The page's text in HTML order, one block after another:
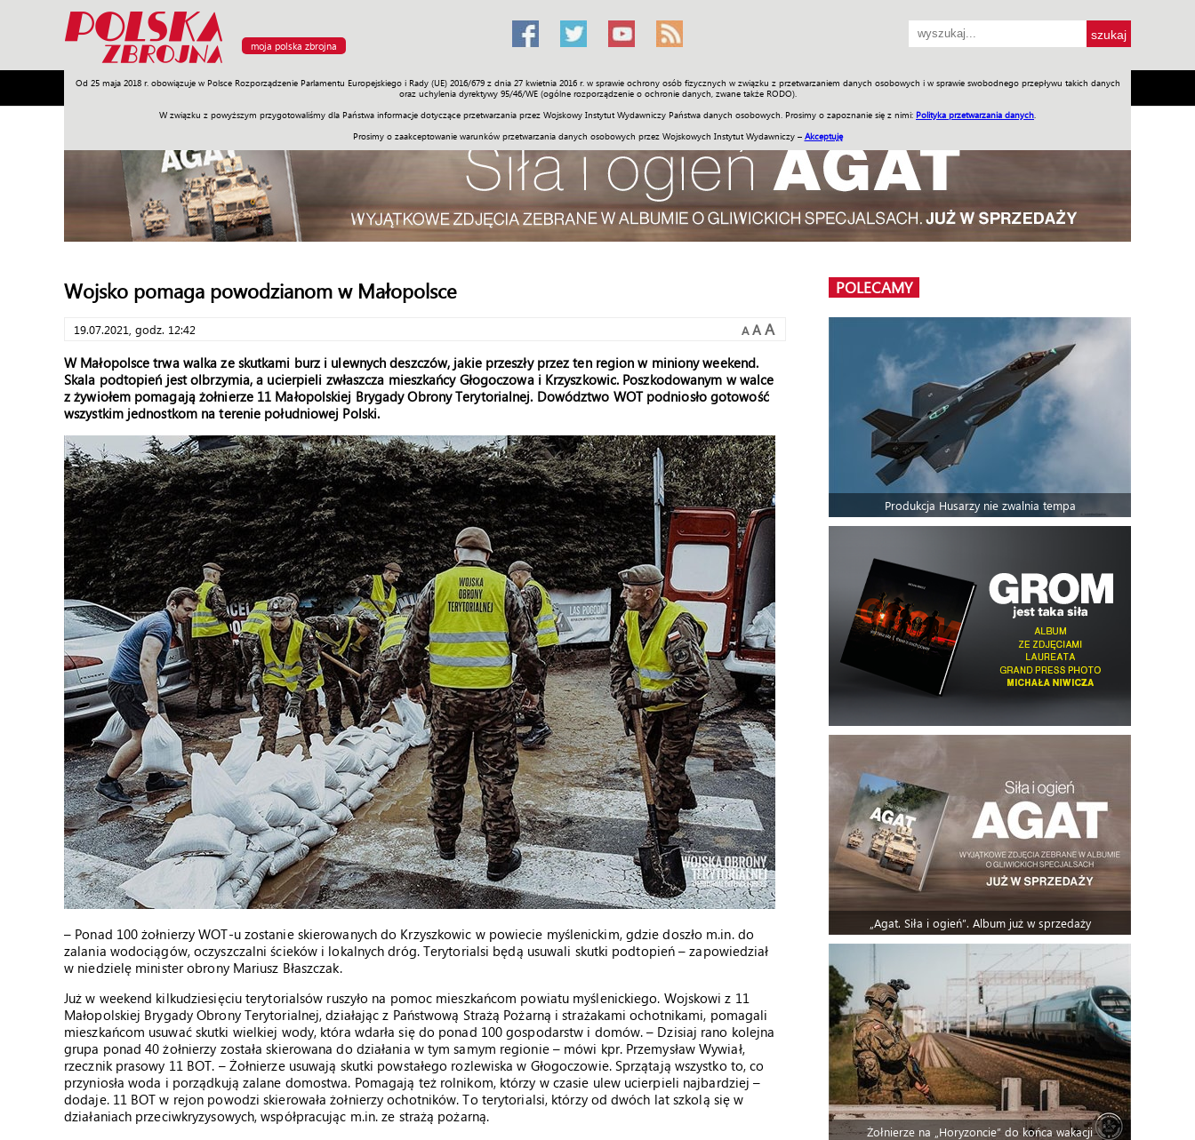
moja polska zbrojna
Od 25 maja 2018 r. obowiązuje w Polsce Rozporządzenie Parlamentu Europejskiego i Rady (UE) 2016/679 z dnia 27 kwietnia 2016 r. w sprawie ochrony osób fizycznych w związku z przetwarzaniem danych osobowych i w sprawie swobodnego przepływu takich danych
oraz uchylenia dyrektywy 95/46/WE (ogólne rozporządzenie o ochronie danych, zwane także RODO).
W związku z powyższym przygotowaliśmy dla Państwa informacje dotyczące przetwarzania przez Wojskowy Instytut Wydawniczy Państwa danych osobowych. Prosimy o zapoznanie się z nimi: Polityka przetwarzania danych
Prosimy o zaakceptowanie warunków przetwarzania danych osobowych przez Wojskowych Instytut Wydawniczy – Akceptuję
Armia Poligon Sprzęt Misje Polityka Prawo Świat Społeczność Sport Historia Galerie Wideo ENGLISH SKLEP Jednodniówki Praca w WIW
Wojsko pomaga powodzianom w Małopolsce
19.07.2021, godz. 12:42 A A A
W Małopolsce trwa walka ze skutkami burz i ulewnych deszczów, jakie przeszły przez ten region w miniony weekend.
Skala podtopień jest olbrzymia, a ucierpieli zwłaszcza mieszkańcy Głogoczowa i Krzyszkowic. Poszkodowanym w walce
z żywiołem pomagają żołnierze 11 Małopolskiej Brygady Obrony Terytorialnej. Dowództwo WOT podniosło gotowość
wszystkim jednostkom na terenie południowej Polski.
– Ponad 100 żołnierzy WOT-u zostanie skierowanych do Krzyszkowic w powiecie myślenickim, gdzie doszło m.in. do
zalania wodociągów, oczyszczalni ścieków i lokalnych dróg. Terytorialsi będą usuwali skutki podtopień – zapowiedział
w niedzielę minister obrony Mariusz Błaszczak.
Już w weekend kilkudziesięciu terytorialsów ruszyło na pomoc mieszkańcom powiatu myślenickiego. Wojskowi z 11
Małopolskiej Brygady Obrony Terytorialnej, działając z Państwową Strażą Pożarną i strażakami ochotnikami, pomagali
mieszkańcom usuwać skutki wielkiej wody, która wdarła się do ponad 100 gospodarstw i domów. – Dzisiaj rano kolejna
grupa ponad 40 żołnierzy została skierowana do działania w tym samym regionie – mówi kpr. Przemysław Wywiał,
rzecznik prasowy 11 BOT. – Żołnierze usuwają skutki powstałego rozlewiska w Głogoczowie. Sprzątają wszystko to, co
przyniosła woda i porządkują zalane domostwa. Pomagają też rolnikom, którzy w czasie ulew ucierpieli najbardziej –
dodaje. 11 BOT w rejon powodzi skierowała żołnierzy ochotników. To terytorialsi, którzy od dwóch lat szkolą się w
działaniach przeciwkryzysowych, współpracując m.in. ze strażą pożarną.
POLECAMY
Produkcja Husarzy nie zwalnia tempa
„Agat. Siła i ogień”. Album już w sprzedaży
Żołnierze na „Horyzoncie” do końca wakacji